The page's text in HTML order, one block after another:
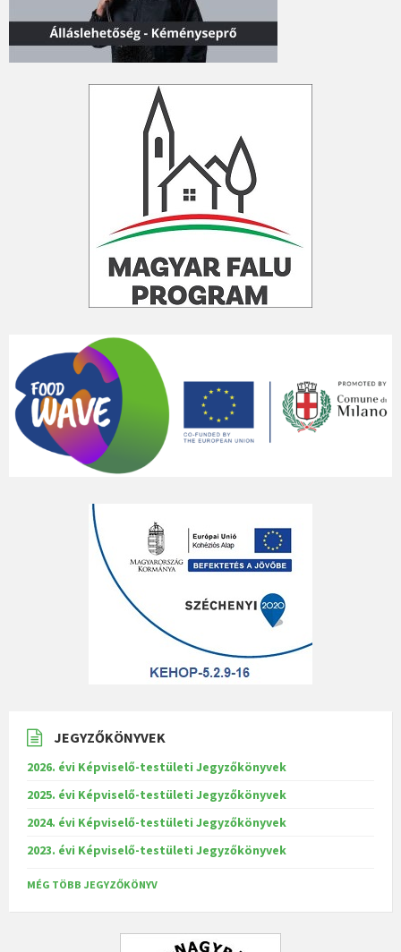
JEGYZŐKÖNYVEK
2026. évi Képviselő-testületi Jegyzőkönyvek
2025. évi Képviselő-testületi Jegyzőkönyvek
2024. évi Képviselő-testületi Jegyzőkönyvek
2023. évi Képviselő-testületi Jegyzőkönyvek
MÉG TÖBB JEGYZŐKÖNYV